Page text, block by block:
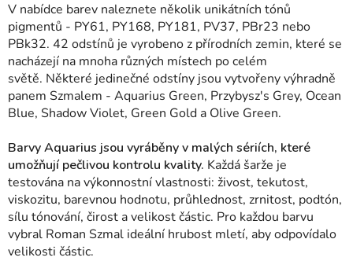
V nabídce barev naleznete několik unikátních tónů
pigmentů - PY61, PY168, PY181, PV37, PBr23 nebo
PBk32. 42 odstínů je vyrobeno z přírodních zemin, které se
nacházejí na mnoha různých místech po celém
světě. Některé jedinečné odstíny jsou vytvořeny výhradně
panem Szmalem - Aquarius Green, Przybysz's Grey, Ocean
Blue, Shadow Violet, Green Gold a Olive Green.
Barvy Aquarius jsou vyráběny v malých sériích, které
umožňují pečlivou kontrolu kvality. Každá šarže je
testována na výkonnostní vlastnosti: živost, tekutost,
viskozitu, barevnou hodnotu, průhlednost, zrnitost, podtón,
sílu tónování, čirost a velikost částic. Pro každou barvu
vybral Roman Szmal ideální hrubost mletí, aby odpovídalo
velikosti částic.